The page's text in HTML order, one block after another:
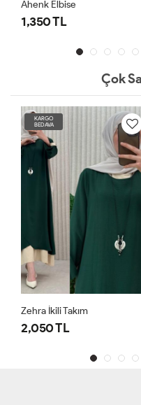
Ahenk Elbise
1,350 TL
Çok
KARGO
BEDAVA
Zehra İkili Takım
2,050 TL